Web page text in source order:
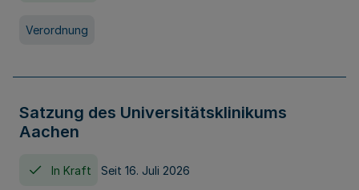
Verordnung
Satzung des Universitätsklinikums
Aachen
In Kraft Seit 16. Juli 2026